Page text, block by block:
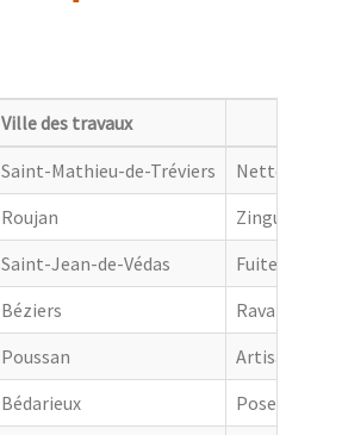
Ville des travaux
Saint-Mathieu-de-Tréviers
Nettoyage
Roujan
Zingueur
Saint-Jean-de-Védas
Fuite toiture
Béziers
Ravalement
Poussan
Artisan
Bédarieux
Pose de